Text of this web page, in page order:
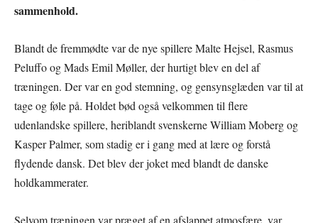
sammenhold.
Blandt de fremmødte var de nye spillere Malte Hejsel, Rasmus
Peluffo og Mads Emil Møller, der hurtigt blev en del af
træningen. Der var en god stemning, og gensynsglæden var til at
tage og føle på. Holdet bød også velkommen til flere
udenlandske spillere, heriblandt svenskerne William Moberg og
Kasper Palmer, som stadig er i gang med at lære og forstå
flydende dansk. Det blev der joket med blandt de danske
holdkammerater.
Selvom træningen var præget af en afslappet atmosfære, var